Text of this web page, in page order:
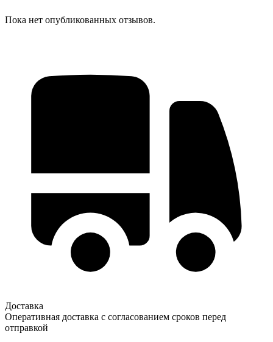
Пока нет опубликованных отзывов.
Доставка
Оперативная доставка с согласованием сроков перед
отправкой